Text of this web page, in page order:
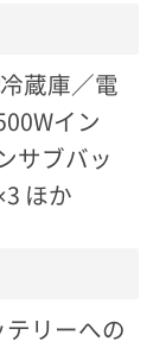
蔵庫／電
イン
サブバッ
ほか
リーへの